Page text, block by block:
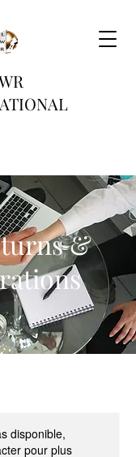
&
disponible,
pour plus